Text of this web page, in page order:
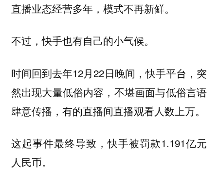
直播业态经营多年，模式不再新鲜。
不过，快手也有自己的小气候。
时间回到去年12月22日晚间，快手平台，突
然出现大量低俗内容，不堪画面与低俗言语
肆意传播，有的直播间直播观看人数上万。
这起事件最终导致，快手被罚款1.191亿元
人民币。